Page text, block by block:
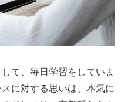
て、毎日学習をしていま
に対する思いは、本気に